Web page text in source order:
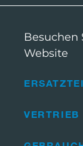
VERTRIEB
Besuchen
Website